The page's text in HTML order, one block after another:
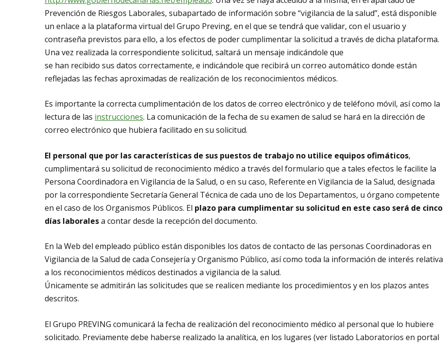
Prevención de Riesgos Laborales, subapartado de información sobre “vigilancia de la salud”, está disponible
un enlace a la plataforma virtual del Grupo Preving, en el que se tendrá que validar, con el usuario y
contraseña previstos para ello, a los efectos de poder cumplimentar la solicitud a través de dicha plataforma.
Una vez realizada la correspondiente solicitud, saltará un mensaje indicándole que
se han recibido sus datos correctamente, e indicándole que recibirá un correo automático donde están
reflejadas las fechas aproximadas de realización de los reconocimientos médicos.
Es importante la correcta cumplimentación de los datos de correo electrónico y de teléfono móvil, así como la
lectura de las instrucciones. La comunicación de la fecha de su examen de salud se hará en la dirección de
correo electrónico que hubiera facilitado en su solicitud.
El personal que por las características de sus puestos de trabajo no utilice equipos ofimáticos,
cumplimentará su solicitud de reconocimiento médico a través del formulario que a tales efectos le facilite la
Persona Coordinadora en Vigilancia de la Salud, o en su caso, Referente en Vigilancia de la Salud, designada
por la correspondiente Secretaría General Técnica de cada uno de los Departamentos, u órgano competente
en el caso de los Organismos Públicos. El plazo para cumplimentar su solicitud en este caso será de cinco
días laboralesa contar desde la recepción del documento.
En la Web del empleado público están disponibles los datos de contacto de las personas Coordinadoras en
Vigilancia de la Salud de cada Consejería y Organismo Público, así como toda la información de interés relativa
a los reconocimientos médicos destinados a vigilancia de la salud.
Únicamente se admitirán las solicitudes que se realicen mediante los procedimientos y en los plazos antes
descritos.
El Grupo PREVING comunicará la fecha de realización del reconocimiento médico al personal que lo hubiere
solicitado. Previamente debe haberse realizado la analítica, en los lugares (ver listado Laboratorios en portal